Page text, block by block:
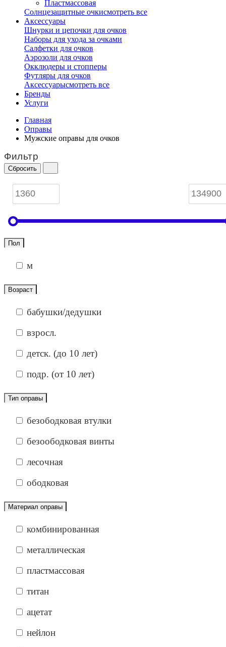
Пластмассовая
Солнцезащитные очкисмотреть все
Аксессуары
Шнурки и цепочки для очков
Наборы для ухода за очками
Салфетки для очков
Аэрозоли для очков
Окклюдеры и стопперы
Футляры для очков
Аксессуарысмотреть все
Бренды
Услуги
Главная
Оправы
Мужские оправы для очков
Фильтр
Пол
м
Возраст
бабушки/дедушки
взросл.
детск. (до 10 лет)
подр. (от 10 лет)
Тип оправы
безободковая втулки
безоободковая винты
лесочная
ободковая
Материал оправы
комбинированная
металлическая
пластмассовая
титан
ацетат
нейлон